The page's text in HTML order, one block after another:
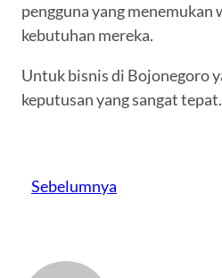
pengguna yang
kebutuhan mereka.
Untuk bisnis di Bojonegoro
keputusan yang sangat
Sebelumnya